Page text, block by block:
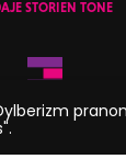
STORIEN TONE